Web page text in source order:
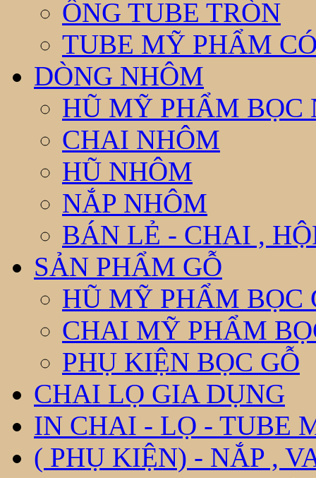
ỐNG TUBE TRÒN
TUBE MỸ PHẨM
DÒNG NHÔM
HŨ MỸ PHẨM BỌC
CHAI NHÔM
HŨ NHÔM
NẮP NHÔM
BÁN LẺ - CHAI ,
SẢN PHẨM GỖ
HŨ MỸ PHẨM BỌC
CHAI MỸ PHẨM
PHỤ KIỆN BỌC GỖ
CHAI LỌ GIA DỤNG
IN CHAI - LỌ - TUBE
( PHỤ KIỆN) - NẮP ,